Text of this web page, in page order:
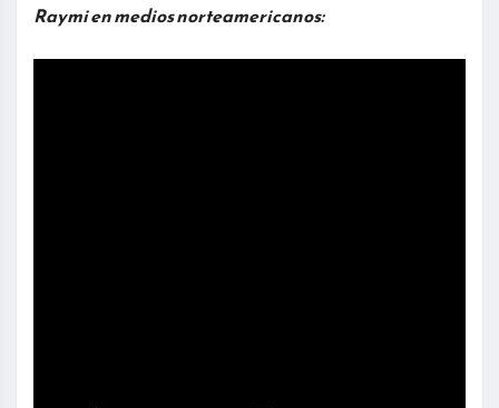
Raymi en medios norteamericanos: